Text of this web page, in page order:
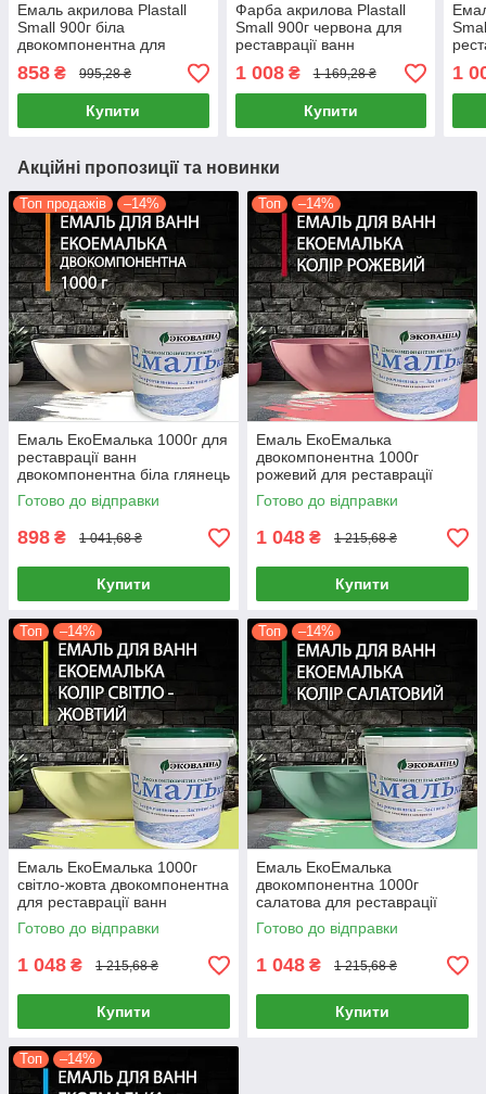
Емаль акрилова Plastall
Small 900г біла
двокомпонентна для
реставрації ванн глянцева
858 ₴ 995,28 ₴
Купити
Фарба акрилова Plastall
Small 900г червона для
реставрації ванн
двокомпонентна глянцева
1 008₴ 1 169,28 ₴
Купити
1
Акційні пропозиції та новинки
Топ продажів –14%
Емаль ЕкоЕмалька 1000г для
реставрації ванн
двокомпонентна біла глянець
епоксидна 24 години
висихання
Готово до відправки
898 ₴ 1 041,68 ₴
Купити
Топ –14%
Емаль ЕкоЕмалька
двокомпонентна 1000г
рожевий для реставрації
ванн епоксидна глянцева
Готово до відправки
1 048 ₴ 1 215,68 ₴
Купити
Топ –14%
Емаль ЕкоЕмалька 1000г
світло-жовта двокомпонентна
для реставрації ванн
глянцева епоксидна
Готово до відправки
1 048 ₴ 1 215,68 ₴
Купити
Топ –14%
Емаль ЕкоЕмалька
двокомпонентна 1000г
салатова для реставрації
ванн епоксидна глянцева
Готово до відправки
1 048 ₴ 1 215,68 ₴
Купити
Топ –14%